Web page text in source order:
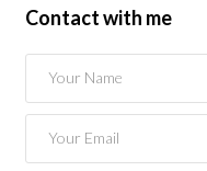
Contact with me